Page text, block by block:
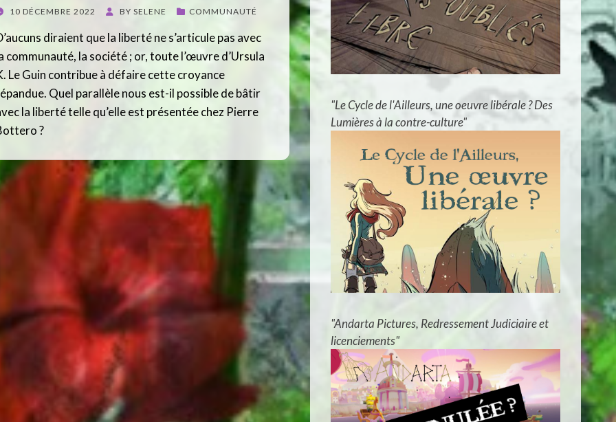
10 DÉCEMBRE 2022 BY SELENE COMMUNAUTÉ
diraient que la liberté ne s’articule pas avec
communauté, la société ; or, toute l’œuvre d’Ursula
Le Guin contribue à défaire cette croyance
Quel parallèle nous est-il possible de bâtir
la liberté telle qu’elle est présentée chez Pierre
?
"Le Cycle de l'Ailleurs, une oeuvre libérale ? Des
Lumières à la contre-culture"
"Andarta Pictures, Redressement Judiciaire et
licenciements"